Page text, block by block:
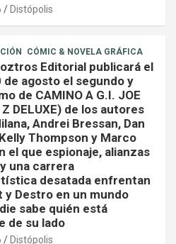
Distópolis
CÓMIC & NOVELA GRÁFICA
Editorial publicará el
de agosto el segundo y
de CAMINO A G.I. JOE
Z DELUXE) de los autores
Andrei Bressan, Dan
Thompson y Marco
el que espionaje, alianzas
una carrera
desatada enfrentan
y Destro en un mundo
sabe quién está
de su lado
Distópolis